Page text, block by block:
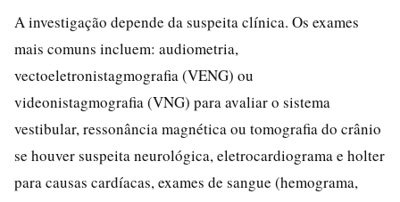
A investigação depende da suspeita clínica. Os exames
mais comuns incluem: audiometria,
vectoeletronistagmografia (VENG) ou
videonistagmografia (VNG) para avaliar o sistema
vestibular, ressonância magnética ou tomografia do crânio
se houver suspeita neurológica, eletrocardiograma e holter
para causas cardíacas, exames de sangue (hemograma,